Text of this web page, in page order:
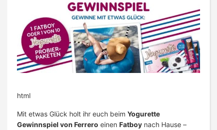
html
Mit etwas Glück holt ihr euch beim Yogurette
Gewinnspiel von Ferrero einen Fatboy nach Hause –